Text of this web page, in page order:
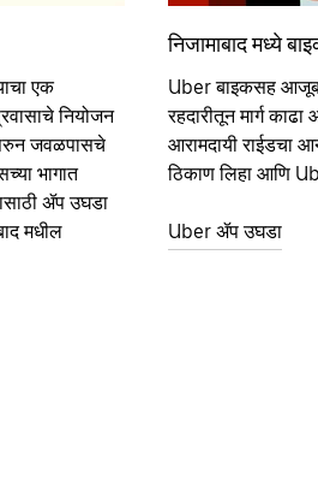
एक
नियोजन
जवळपासचे
भागात
ॲप उघडा
मधील
निजामाबाद मध्ये
Uber बाइकसह
रहदारीतून मार्ग
आरामदायी राईडचा
ठिकाण लिहा आणि
Uber ॲप उघडा